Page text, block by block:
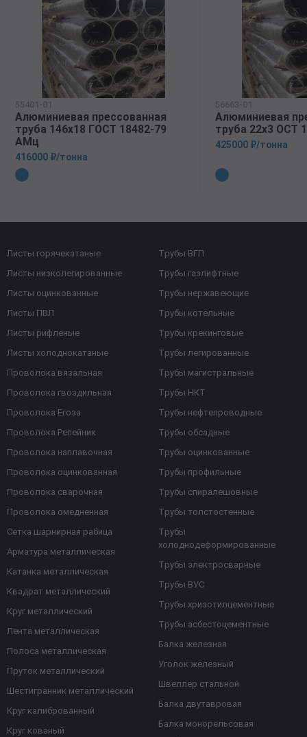
55401-01
Алюминиевая прессованная
труба 146х18 ГОСТ 18482-79
АМц
416000 ₽/тонна
56663-01
Алюминиевая
труба 22х3 ОСТ
425000 ₽/тонна
Листы горячекатаные
Листы низколегированные
Листы оцинкованные
Листы ПВЛ
Листы рифленые
Листы холоднокатаные
Проволока вязальная
Проволока гвоздильная
Проволока Егоза
Проволока Репейник
Проволока наплавочная
Проволока оцинкованная
Проволока сварочная
Проволока омедненная
Сетка шарнирная рабица
Арматура металлическая
Катанка металлическая
Квадрат металлический
Круг металлический
Лента металлическая
Полоса металлическая
Пруток металлический
Шестигранник металлический
Круг калиброванный
Круг кованый
Трубы ВГП
Трубы газлифтные
Трубы нержавеющие
Трубы котельные
Трубы крекинговые
Трубы легированные
Трубы магистральные
Трубы НКТ
Трубы нефтепроводные
Трубы обсадные
Трубы оцинкованные
Трубы профильные
Трубы спиралешовные
Трубы толстостенные
Трубы
холоднодеформированные
Трубы электросварные
Трубы ВУС
Трубы хризотилцементные
Трубы асбестоцементные
Балка железная
Уголок железный
Швеллер стальной
Балка двутавровая
Балка монорельсовая